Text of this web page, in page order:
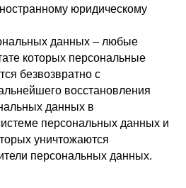
юридическому
данных – любые
которых персональные
безвозвратно с
восстановления
данных в
персональных данных и
уничтожаются
персональных данных.